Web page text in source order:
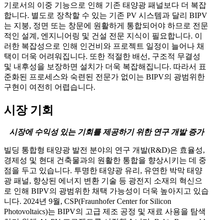
기로서의 이중 기능으로 인해 기존 태양광 패널보다 더 복잡
합니다. 별도로 장착할 수 있는 기존 PV 시스템과 달리 BIPV
는 지붕, 정면 또는 창문에 원활하게 통합되어야 하므로 전문
적인 설계, 엔지니어링 및 건설 전문 지식이 필요합니다. 이
러한 복잡성으로 인해 인건비와 프로젝트 일정이 늘어나 채
택이 더욱 어려워집니다. 또한 적절한 배선, 구조적 무결성
및 내후성을 보장하면 설치가 더욱 복잡해집니다. 따라서 표
준화된 프로세스와 숙련된 전문가 없이는 BIPV의 광범위한
구현이 여전히 어렵습니다.
시장 기회
시장에 수익성 있는 기회를 제공하기 위한 연구 개발 증가
빌딩 통합형 태양광 발전 분야의 연구 개발(R&D)은 효율성,
경제성 및 현대 건축물과의 원활한 통합을 향상시키는 데 중
점을 두고 있습니다. 투명한 태양광 유리, 유연한 박막 태양
광 패널, 향상된 에너지 변환 기술 등 광전지 소재의 혁신으
로 인해 BIPV의 광범위한 채택 가능성이 더욱 높아지고 있습
니다. 2024년 9월, CSP(Fraunhofer Center for Silicon
Photovoltaics)는 BIPV의 고급 제조 공정 및 재료 사용을 탐색